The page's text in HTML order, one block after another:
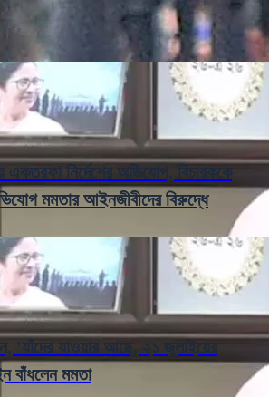
একতরফা নির্দেশের অভিযোগ, বিচারককে
মমতার আইনজীবীদের বিরুদ্ধে
'যাঁদের যাওয়ার আছে, ২১ জুলাইয়ের
বাঁধলেন মমতা